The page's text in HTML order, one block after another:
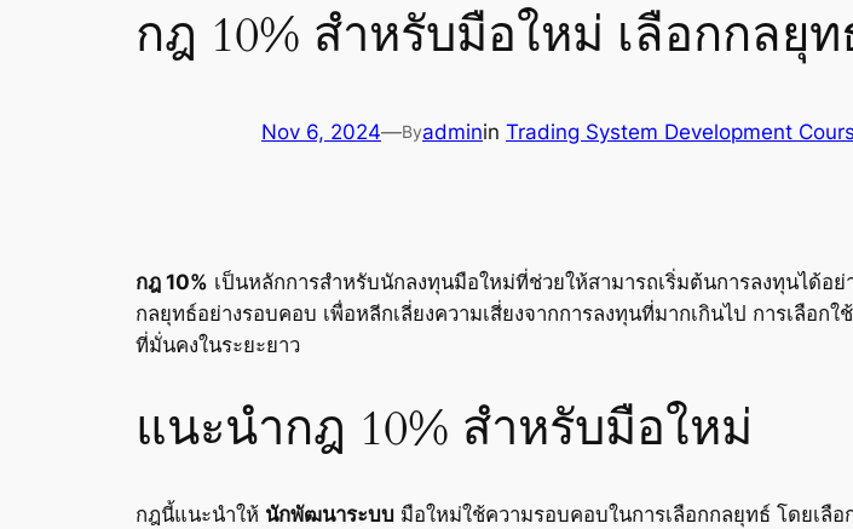
กฎ 10% สำหรับมือใหม่ เลือกกลยุท
Nov 6, 2024—Byadminin Trading System Development
กฎ 10% เป็นหลักการสำหรับนักลงทุนมือใหม่ที่ช่วยให้สามารถเริ่มต้นการลงทุนได้
กลยุทธ์อย่างรอบคอบ เพื่อหลีกเลี่ยงความเสี่ยงจากการลงทุนที่มากเกินไป การเลือ
ที่มั่นคงในระยะยาว
แนะนำกฎ 10% สำหรับมือใหม่
กฎนี้แนะนำให้ นักพัฒนาระบบ มือใหม่ใช้ความรอบคอบในการเลือกกลยุทธ์ โดยเลื